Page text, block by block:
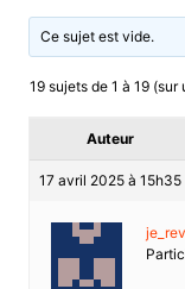
Ce sujet est vide.
19 sujets de 1 à 19 (sur
Auteur
17 avril 2025 à 15h35